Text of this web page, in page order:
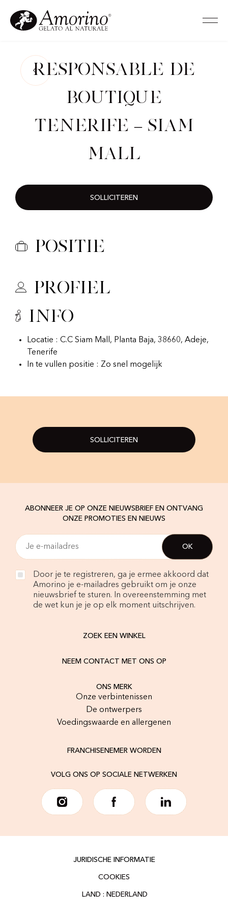
Responsable de
Boutique
Tenerife – Siam
Mall
SOLLICITEREN
Positie
Profiel
Info
Locatie : C.C Siam Mall, Planta Baja, 38660, Adeje,
Tenerife
In te vullen positie : Zo snel mogelijk
SOLLICITEREN
ABONNEER JE OP ONZE NIEUWSBRIEF EN ONTVANG
ONZE PROMOTIES EN NIEUWS
Door je te registreren, ga je ermee akkoord dat
Amorino je e-mailadres gebruikt om je onze
nieuwsbrief te sturen. In overeenstemming met
de wet kun je je op elk moment uitschrijven.
ZOEK EEN WINKEL
NEEM CONTACT MET ONS OP
ONS MERK
Onze verbintenissen
De ontwerpers
Voedingswaarde en allergenen
FRANCHISENEMER WORDEN
VOLG ONS OP SOCIALE NETWERKEN
JURIDISCHE INFORMATIE
COOKIES